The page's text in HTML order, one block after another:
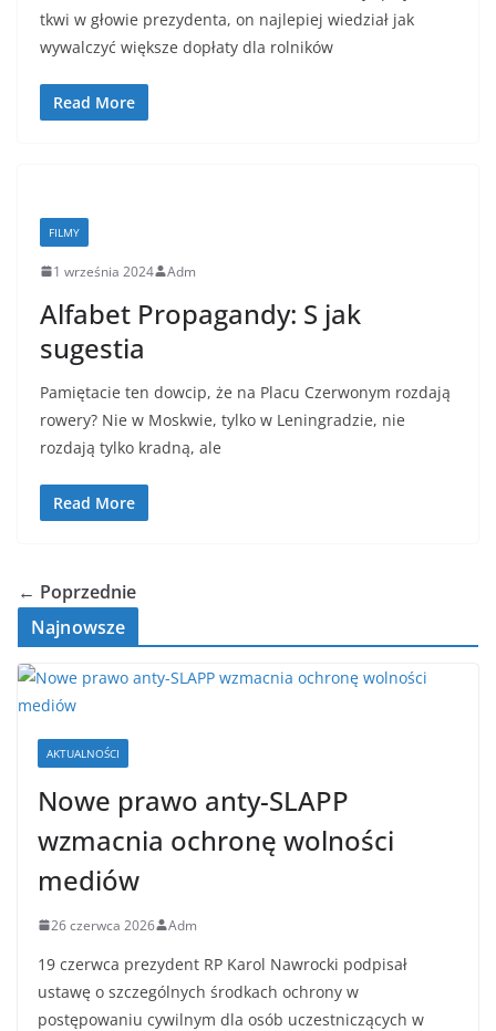
tkwi w głowie prezydenta, on najlepiej wiedział jak
wywalczyć większe dopłaty dla rolników
Read More
FILMY
1 września 2024 Adm
Alfabet Propagandy: S jak
sugestia
Pamiętacie ten dowcip, że na Placu Czerwonym rozdają
rowery? Nie w Moskwie, tylko w Leningradzie, nie
rozdają tylko kradną, ale
Read More
← Poprzednie
Najnowsze
AKTUALNOŚCI
Nowe prawo anty-SLAPP
wzmacnia ochronę wolności
mediów
26 czerwca 2026 Adm
19 czerwca prezydent RP Karol Nawrocki podpisał
ustawę o szczególnych środkach ochrony w
postępowaniu cywilnym dla osób uczestniczących w